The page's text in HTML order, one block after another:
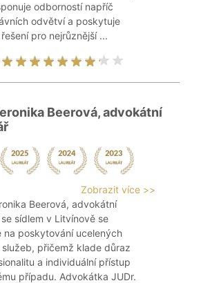
odborností napříč
odvětví a poskytuje
pro nejrůznější ...
Beerová, advokátní
Zobrazit více >>
Beerová, advokátní
sídlem v Litvínově se
na poskytování ucelených
přičemž klade důraz
a individuální přístup
případu. Advokátka JUDr.